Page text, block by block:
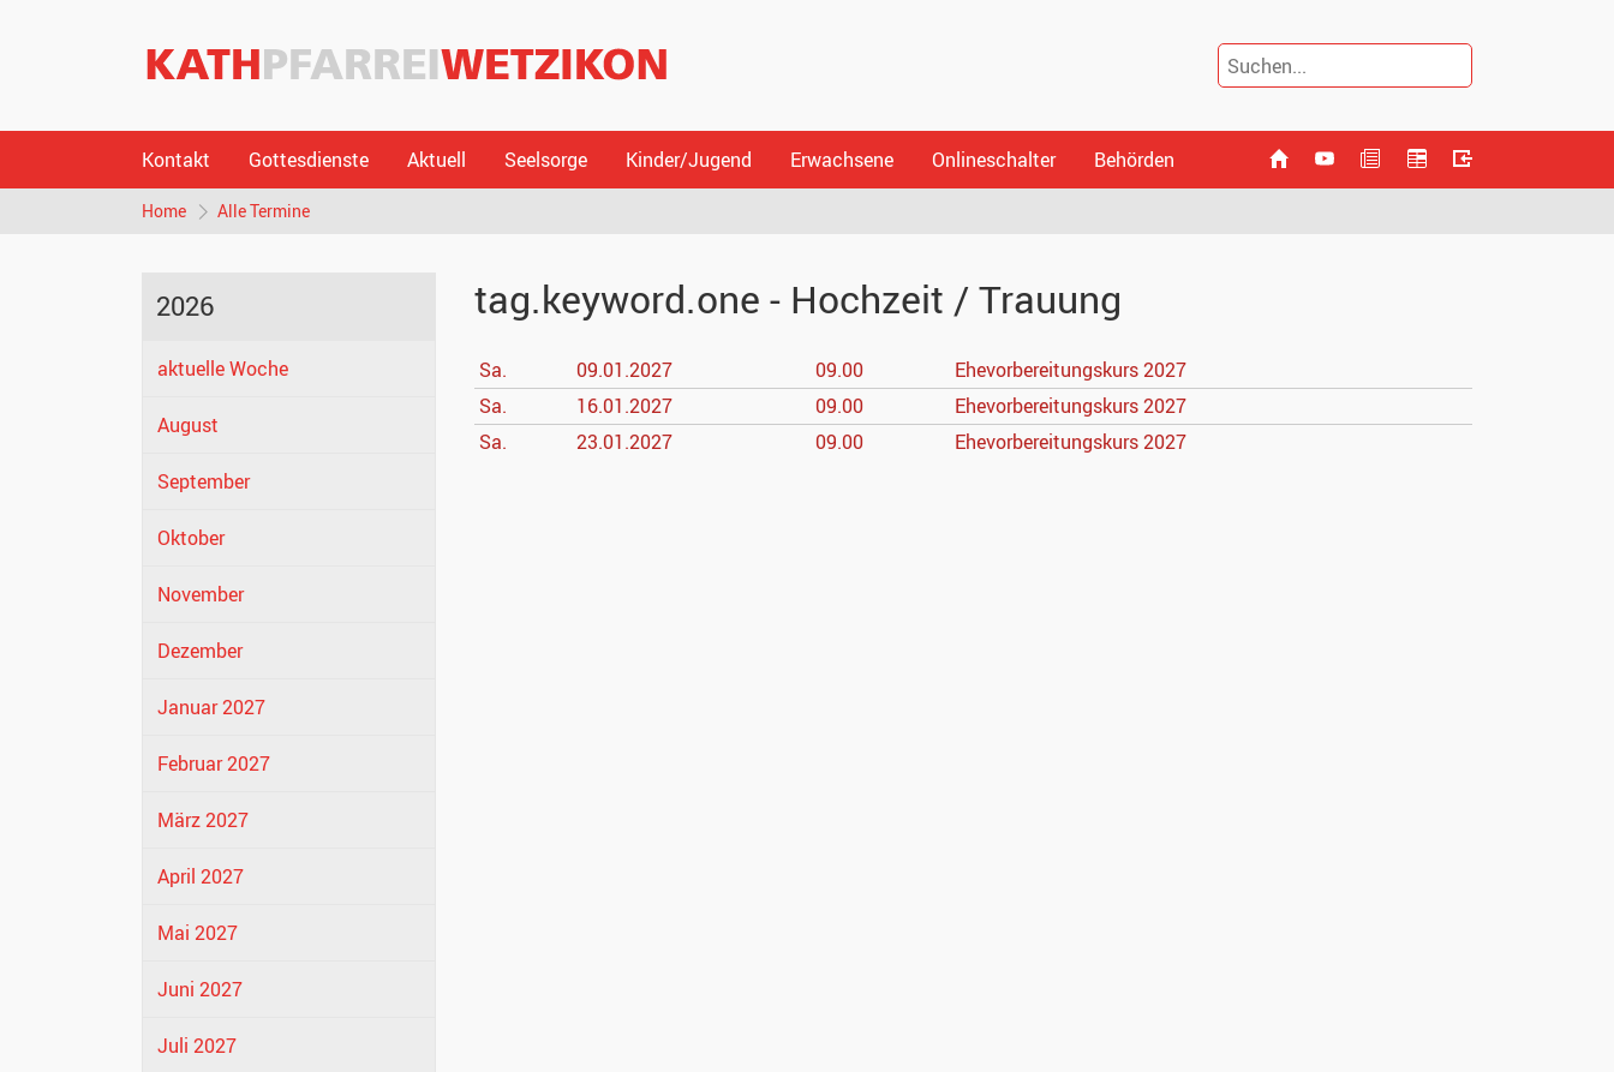
Kontakt Gottesdienste Aktuell Seelsorge Kinder/Jugend Erwachsene Onlineschalter Behörden
Home Alle Termine
2026
aktuelle Woche
August
September
Oktober
November
Dezember
Januar 2027
Februar 2027
März 2027
April 2027
Mai 2027
Juni 2027
Juli 2027
tag.keyword.one - Hochzeit / Trauung
Sa. 09.01.2027 09.00
Ehevorbereitungskurs 2027
Sa.
16.01.2027 09.00
Ehevorbereitungskurs 2027
Sa.
23.01.2027 09.00 Ehevorbereitungskurs 2027